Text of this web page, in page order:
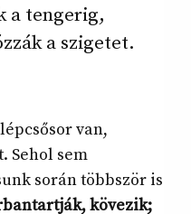
a tengerig,
a szigetet.
van,
Sehol sem
során többször is
kövezik;